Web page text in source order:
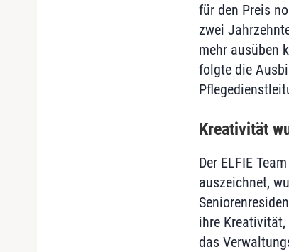
für den Preis
zwei
mehr ausüben
folgte die
Kreativität
Der ELFIE
auszeichnet,
ihre Kreativität,
das